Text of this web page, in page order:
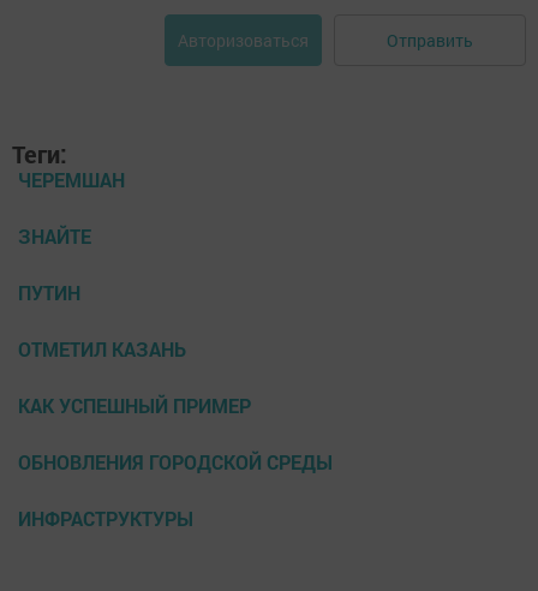
Авторизоваться Отправить
Теги:
ЧЕРЕМШАН
ЗНАЙТЕ
ПУТИН
ОТМЕТИЛ КАЗАНЬ
КАК УСПЕШНЫЙ ПРИМЕР
ОБНОВЛЕНИЯ ГОРОДСКОЙ СРЕДЫ
ИНФРАСТРУКТУРЫ